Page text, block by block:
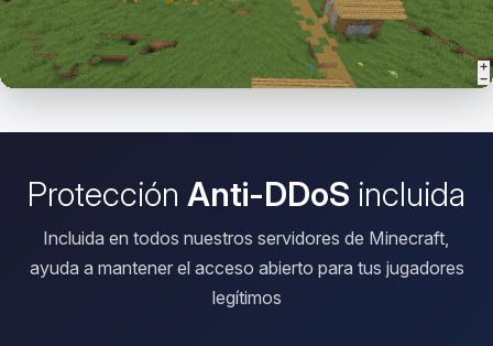
Protección Anti-DDoS incluida
Incluida en todos nuestros servidores de Minecraft,
ayuda a mantener el acceso abierto para tus jugadores
legítimos